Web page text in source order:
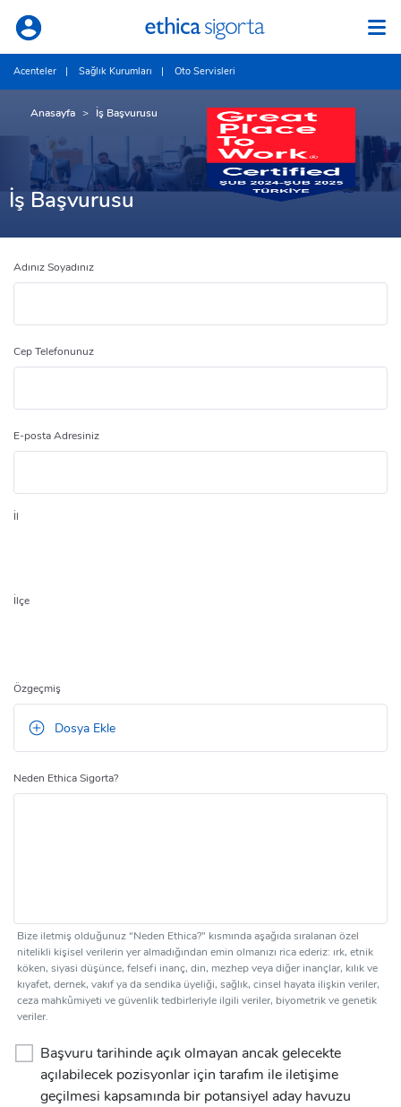
Acenteler Sağlık Kurumları Oto Servisleri
Anasayfa İş Başvurusu
İş Başvurusu
Adınız Soyadınız
Cep Telefonunuz
E-posta Adresiniz
İl
İlçe
Özgeçmiş
Dosya Ekle
Neden Ethica Sigorta?
Bize iletmiş olduğunuz “Neden Ethica?” kısmında aşağıda sıralanan özel
nitelikli kişisel verilerin yer almadığından emin olmanızı rica ederiz: ırk, etnik
köken, siyasi düşünce, felsefi inanç, din, mezhep veya diğer inançlar, kılık ve
kıyafet, dernek, vakıf ya da sendika üyeliği, sağlık, cinsel hayata ilişkin veriler,
ceza mahkûmiyeti ve güvenlik tedbirleriyle ilgili veriler, biyometrik ve genetik
veriler.
Başvuru tarihinde açık olmayan ancak gelecekte
açılabilecek pozisyonlar için tarafım ile iletişime
geçilmesi kapsamında bir potansiyel aday havuzu